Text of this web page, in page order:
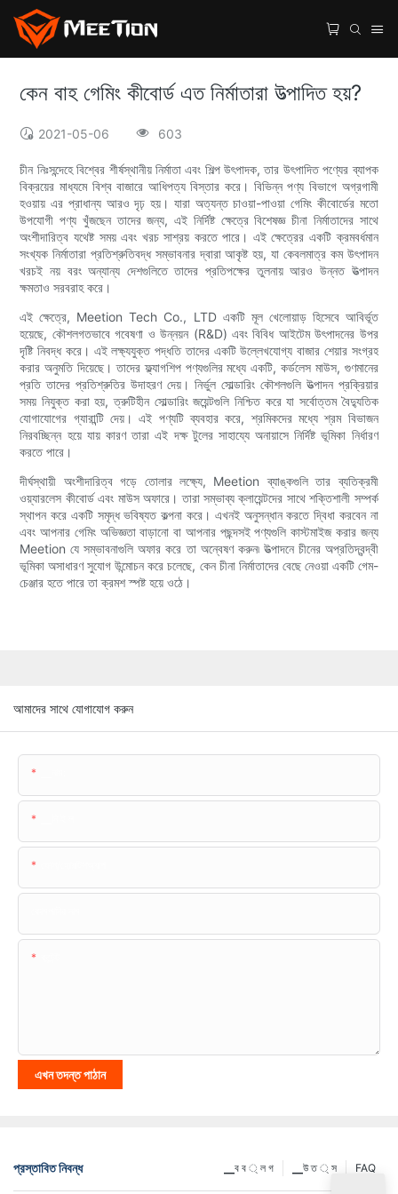
কেন বাহ গেমিং কীবোর্ড এত নির্মাতারা উত্পাদিত হয়?
2021-05-06 603
চীন নিঃসন্দেহে বিশ্বের শীর্ষস্থানীয় নির্মাতা এবং শিল্প উৎপাদক, তার উৎপাদিত পণ্যের ব্যাপক
বিক্রয়ের মাধ্যমে বিশ্ব বাজারে আধিপত্য বিস্তার করে। বিভিন্ন পণ্য বিভাগে অগ্রগামী
হওয়ায় এর প্রাধান্য আরও দৃঢ় হয়। যারা অত্যন্ত চাওয়া-পাওয়া গেমিং কীবোর্ডের মতো
উপযোগী পণ্য খুঁজছেন তাদের জন্য, এই নির্দিষ্ট ক্ষেত্রে বিশেষজ্ঞ চীনা নির্মাতাদের সাথে
অংশীদারিত্ব যথেষ্ট সময় এবং খরচ সাশ্রয় করতে পারে। এই ক্ষেত্রের একটি ক্রমবর্ধমান
সংখ্যক নির্মাতারা প্রতিশ্রুতিবদ্ধ সম্ভাবনার দ্বারা আকৃষ্ট হয়, যা কেবলমাত্র কম উৎপাদন
খরচই নয় বরং অন্যান্য দেশগুলিতে তাদের প্রতিপক্ষের তুলনায় আরও উন্নত উত্পাদন
ক্ষমতাও সরবরাহ করে।
এই ক্ষেত্রে, Meetion Tech Co., LTD একটি মূল খেলোয়াড় হিসেবে আবির্ভূত
হয়েছে, কৌশলগতভাবে গবেষণা ও উন্নয়ন (R&D) এবং বিবিধ আইটেম উৎপাদনের উপর
দৃষ্টি নিবদ্ধ করে। এই লক্ষ্যযুক্ত পদ্ধতি তাদের একটি উল্লেখযোগ্য বাজার শেয়ার সংগ্রহ
করার অনুমতি দিয়েছে। তাদের ফ্ল্যাগশিপ পণ্যগুলির মধ্যে একটি, কর্ডলেস মাউস, গুণমানের
প্রতি তাদের প্রতিশ্রুতির উদাহরণ দেয়। নির্ভুল সোল্ডারিং কৌশলগুলি উত্পাদন প্রক্রিয়ার
সময় নিযুক্ত করা হয়, ত্রুটিহীন সোল্ডারিং জয়েন্টগুলি নিশ্চিত করে যা সর্বোত্তম বৈদ্যুতিক
যোগাযোগের গ্যারান্টি দেয়। এই পণ্যটি ব্যবহার করে, শ্রমিকদের মধ্যে শ্রম বিভাজন
নিরবচ্ছিন্ন হয়ে যায় কারণ তারা এই দক্ষ টুলের সাহায্যে অনায়াসে নির্দিষ্ট ভূমিকা নির্ধারণ
করতে পারে।
দীর্ঘস্থায়ী অংশীদারিত্ব গড়ে তোলার লক্ষ্যে, Meetion ব্যাঙ্কগুলি তার ব্যতিক্রমী
ওয়্যারলেস কীবোর্ড এবং মাউস অফারে। তারা সম্ভাব্য ক্লায়েন্টদের সাথে শক্তিশালী সম্পর্ক
স্থাপন করে একটি সমৃদ্ধ ভবিষ্যত কল্পনা করে। এখনই অনুসন্ধান করতে দ্বিধা করবেন না
এবং আপনার গেমিং অভিজ্ঞতা বাড়ানো বা আপনার পছন্দসই পণ্যগুলি কাস্টমাইজ করার জন্য
Meetion যে সম্ভাবনাগুলি অফার করে তা অন্বেষণ করুন৷ উত্পাদনে চীনের অপ্রতিদ্বন্দ্বী
ভূমিকা অসাধারণ সুযোগ উন্মোচন করে চলেছে, কেন চীনা নির্মাতাদের বেছে নেওয়া একটি গেম-
চেঞ্জার হতে পারে তা ক্রমশ স্পষ্ট হয়ে ওঠে।
আমাদের সাথে যোগাযোগ করুন
এখন তদন্ত পাঠান
প্রস্তাবিত নিবন্ধ FAQ
▁উ ত ্ স
▁ব ব ্ ল গ